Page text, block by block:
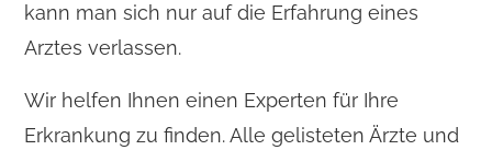
kann man sich nur auf die Erfahrung eines
Arztes verlassen.
Wir helfen Ihnen einen Experten für Ihre
Erkrankung zu finden. Alle gelisteten Ärzte und